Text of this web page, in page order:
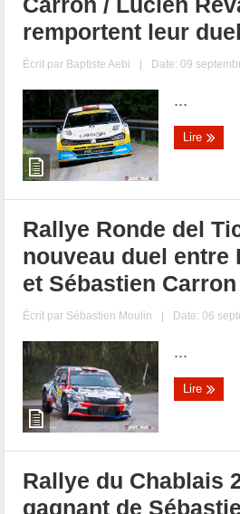
remportent leur
Écrit par Baptiste Aebi | Date: 09
...
Lire
Rallye Ronde del
nouveau duel entre
et Sébastien Carron
Écrit par Sébastien Moulin | Date: 06
...
Lire
Rallye du Chablais
gagnant de